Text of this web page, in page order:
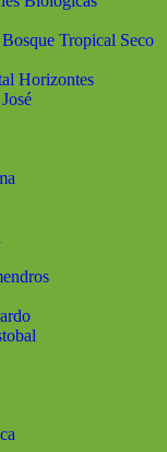
Tropical Seco
Horizontes